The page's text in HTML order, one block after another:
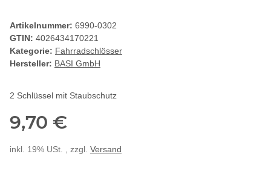
Artikelnummer: 6990-0302
GTIN: 4026434170221
Kategorie: Fahrradschlösser
Hersteller: BASI GmbH
2 Schlüssel mit Staubschutz
9,70 €
inkl. 19% USt. , zzgl. Versand